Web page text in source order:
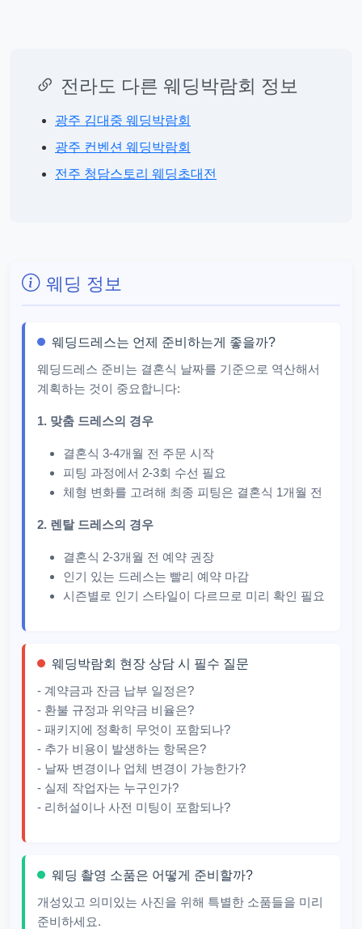
전라도 다른 웨딩박람회 정보
광주 김대중 웨딩박람회
광주 컨벤션 웨딩박람회
전주 청담스토리 웨딩초대전
웨딩 정보
웨딩드레스는 언제 준비하는게 좋을까?
웨딩드레스 준비는 결혼식 날짜를 기준으로 역산해서
계획하는 것이 중요합니다:
1. 맞춤 드레스의 경우
결혼식 3-4개월 전 주문 시작
피팅 과정에서 2-3회 수선 필요
체형 변화를 고려해 최종 피팅은 결혼식 1개월 전
2. 렌탈 드레스의 경우
결혼식 2-3개월 전 예약 권장
인기 있는 드레스는 빨리 예약 마감
시즌별로 인기 스타일이 다르므로 미리 확인 필요
웨딩박람회 현장 상담 시 필수 질문
- 계약금과 잔금 납부 일정은?
- 환불 규정과 위약금 비율은?
- 패키지에 정확히 무엇이 포함되나?
- 추가 비용이 발생하는 항목은?
- 날짜 변경이나 업체 변경이 가능한가?
- 실제 작업자는 누구인가?
- 리허설이나 사전 미팅이 포함되나?
웨딩 촬영 소품은 어떻게 준비할까?
개성있고 의미있는 사진을 위해 특별한 소품들을 미리
준비하세요.